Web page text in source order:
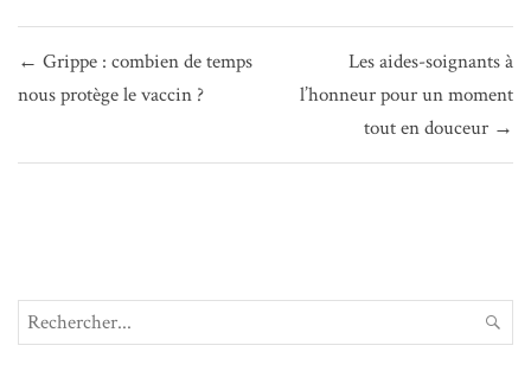
de
l’article
← Grippe : combien de temps
nous protège le vaccin ?
Les aides-soignants à
l’honneur pour un moment
tout en douceur →
Search
for: